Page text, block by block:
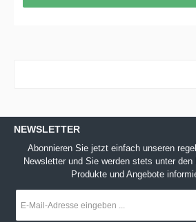
NEWSLETTER
Abonnieren Sie jetzt einfach unseren
Newsletter und Sie werden stets unter
Produkte und Angebote
Mail-